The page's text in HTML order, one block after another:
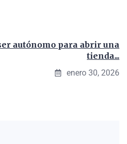
autónomo para abrir una
tienda...
enero 30, 2026